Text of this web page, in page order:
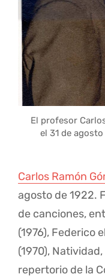
El profesor
el 31 de
Carlos Ramón
agosto de 1922.
de canciones,
(1976), Federico
(1970),
repertorio de la